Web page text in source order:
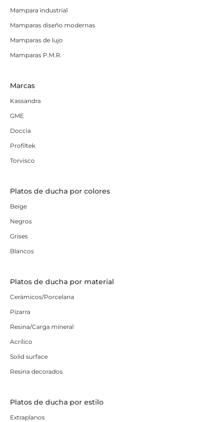
Mampara industrial
Mamparas diseño modernas
Mamparas de lujo
Mamparas P.M.R.
Marcas
Kassandra
GME
Doccia
Profiltek
Torvisco
Platos de ducha por colores
Beige
Negros
Grises
Blancos
Platos de ducha por material
Cerámicos/Porcelana
Pizarra
Resina/Carga mineral
Acrílico
Solid surface
Resina decorados
Platos de ducha por estilo
Extraplanos